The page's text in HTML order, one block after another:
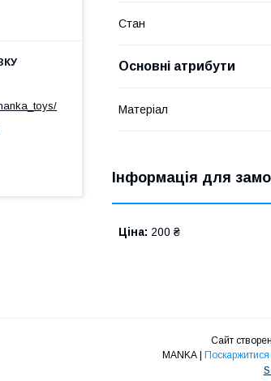
Стан
Основні атрибути
Матеріал
Інформація для
Ціна: 200 ₴
Сайт